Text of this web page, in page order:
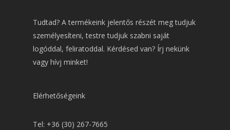
Tudtad? A termékeink jelentős részét meg tudjuk
személyesíteni, testre tudjuk szabni saját
logóddal, feliratoddal. Kérdésed van? Írj nekünk
vagy hívj minket!
Elérhetőségeink
Tel: +36 (30) 267-7665